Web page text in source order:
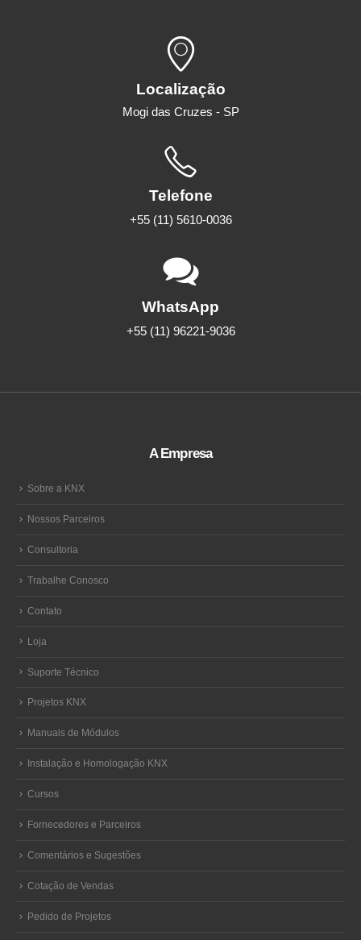
Localização
Mogi das Cruzes - SP
Telefone
+55 (11) 5610-0036
WhatsApp
+55 (11) 96221-9036
A Empresa
Sobre a KNX
Nossos Parceiros
Consultoria
Trabalhe Conosco
Contato
Loja
Suporte Técnico
Projetos KNX
Manuais de Módulos
Instalação e Homologação KNX
Cursos
Fornecedores e Parceiros
Comentários e Sugestões
Cotação de Vendas
Pedido de Projetos